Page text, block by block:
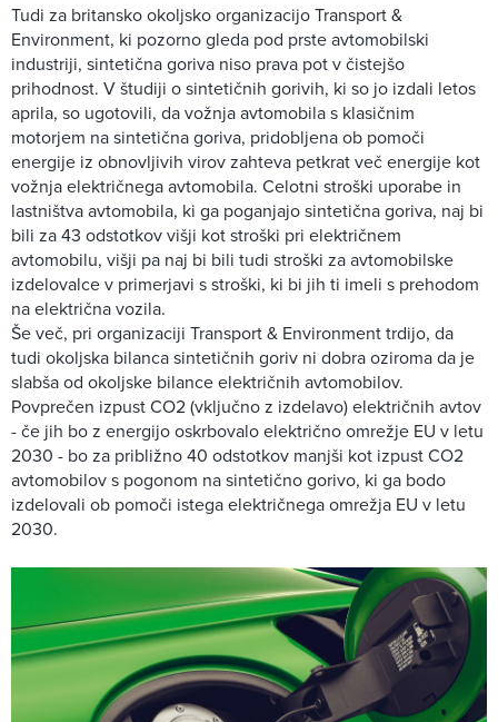
Tudi za britansko okoljsko organizacijo Transport &
Environment, ki pozorno gleda pod prste avtomobilski
industriji, sintetična goriva niso prava pot v čistejšo
prihodnost. V študiji o sintetičnih gorivih, ki so jo izdali letos
aprila, so ugotovili, da vožnja avtomobila s klasičnim
motorjem na sintetična goriva, pridobljena ob pomoči
energije iz obnovljivih virov zahteva petkrat več energije kot
vožnja električnega avtomobila. Celotni stroški uporabe in
lastništva avtomobila, ki ga poganjajo sintetična goriva, naj bi
bili za 43 odstotkov višji kot stroški pri električnem
avtomobilu, višji pa naj bi bili tudi stroški za avtomobilske
izdelovalce v primerjavi s stroški, ki bi jih ti imeli s prehodom
na električna vozila.
Še več, pri organizaciji Transport & Environment trdijo, da
tudi okoljska bilanca sintetičnih goriv ni dobra oziroma da je
slabša od okoljske bilance električnih avtomobilov.
Povprečen izpust CO2 (vključno z izdelavo) električnih avtov
- če jih bo z energijo oskrbovalo električno omrežje EU v letu
2030 - bo za približno 40 odstotkov manjši kot izpust CO2
avtomobilov s pogonom na sintetično gorivo, ki ga bodo
izdelovali ob pomoči istega električnega omrežja EU v letu
2030.